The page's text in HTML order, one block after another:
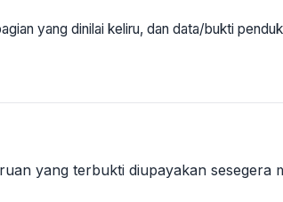
yang dinilai keliru, dan data/bukti
yang terbukti diupayakan